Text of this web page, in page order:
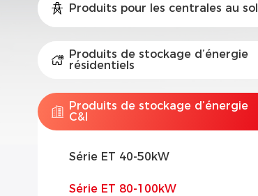
Produits pour les centrales au sol
Produits de stockage d’énergie
résidentiels
Produits de stockage d’énergie
C&I
Série ET 40-50kW
Série ET 80-100kW